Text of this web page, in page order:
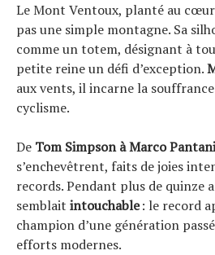
Le Mont Ventoux, planté au cœur
pas une simple montagne. Sa
comme un totem, désignant à
petite reine un défi d’exception.
aux vents, il incarne la
cyclisme.
De Tom Simpson à Marco Pantani
s’enchevêtrent, faits de joies
records. Pendant plus de quinze
semblait intouchable: le record
champion d’une génération
efforts modernes.
Conseils
Tendances
Tous nos articles
À propos